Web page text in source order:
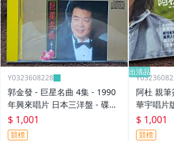
Y0323608228
郭金發 - 巨星名曲 4集 - 1990
年興來唱片 日本三洋盤 - 碟片
9成新 無IFPI - 1001元起標 M
2316
$ 1,001
競標
出清品
阿杜 親
華宇唱片
$ 1,001
競標